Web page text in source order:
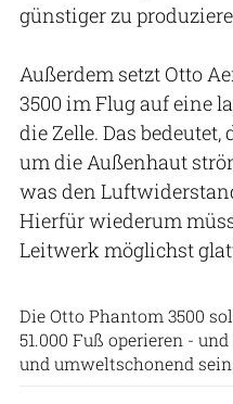
günstiger zu
Außerdem setzt Otto
3500 im Flug auf eine
die Zelle. Das
um die Außenhaut
was den
Hierfür wiederum
Leitwerk möglichst
Die Otto Phantom 3500
51.000 Fuß operieren -
und umweltschonend sein.